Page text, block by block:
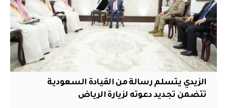
الزيدي يتسلم رسالة من القيادة السعودية
تتضمن تجديد دعوته لزيارة الرياض